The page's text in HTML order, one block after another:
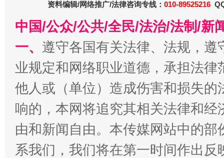
揭开“小金库”的免责幌子
资料编辑/网络推广/法律咨询专线： 010-89525216
中国/公众/公共/全民/法治/法制/新
一、 遵守各国有关法律、法规，
业规定和网络职业道德，承担法
他人或（单位）造成伤害和损失
响的，本网将追究其相关法律和
由和新闻自由。本传媒网站中的
系我们，我们将在第一时间作出